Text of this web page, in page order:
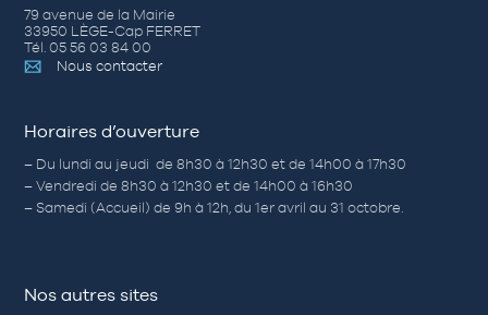
79 avenue de la Mairie
33950 LÈGE-Cap FERRET
Tél. 05 56 03 84 00
Nous contacter
Horaires d’ouverture
– Du lundi au jeudi de 8h30 à 12h30 et de 14h00 à 17h30
– Vendredi de 8h30 à 12h30 et de 14h00 à 16h30
– Samedi (Accueil) de 9h à 12h, du 1er avril au 31 octobre.
Nos autres sites